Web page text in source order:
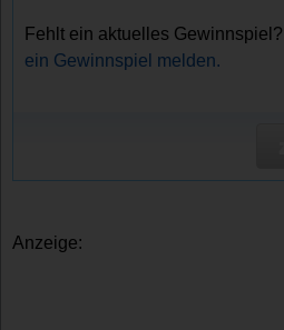
Fehlt ein aktuelles
ein Gewinnspiel melden.
Anzeige: